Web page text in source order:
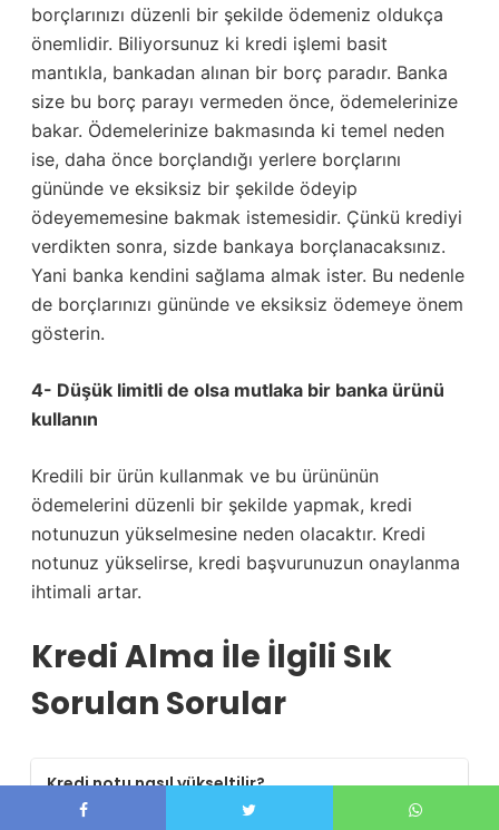
borçlarınızı düzenli bir şekilde ödemeniz oldukça
önemlidir. Biliyorsunuz ki kredi işlemi basit
mantıkla, bankadan alınan bir borç paradır. Banka
size bu borç parayı vermeden önce, ödemelerinize
bakar. Ödemelerinize bakmasında ki temel neden
ise, daha önce borçlandığı yerlere borçlarını
gününde ve eksiksiz bir şekilde ödeyip
ödeyememesine bakmak istemesidir. Çünkü krediyi
verdikten sonra, sizde bankaya borçlanacaksınız.
Yani banka kendini sağlama almak ister. Bu nedenle
de borçlarınızı gününde ve eksiksiz ödemeye önem
gösterin.
4- Düşük limitli de olsa mutlaka bir banka ürünü
kullanın
Kredili bir ürün kullanmak ve bu ürününün
ödemelerini düzenli bir şekilde yapmak, kredi
notunuzun yükselmesine neden olacaktır. Kredi
notunuz yükselirse, kredi başvurunuzun onaylanma
ihtimali artar.
Kredi Alma İle İlgili Sık
Sorulan Sorular
Kredi notu nasıl yükseltilir?